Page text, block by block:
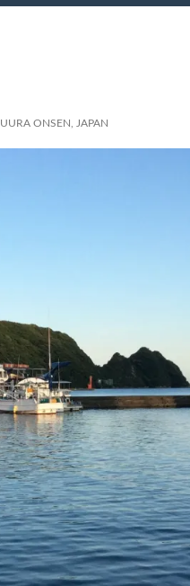
ONSEN, JAPAN